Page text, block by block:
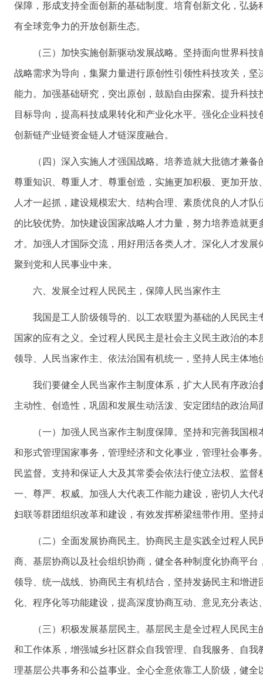
保障，形成支持全面创新的基础制度。培育创新文化，弘
有全球竞争力的开放创新生态。
（三）加快实施创新驱动发展战略。坚持面向世界科
战略需求为导向，集聚力量进行原创性引领性科技攻关，
能力。加强基础研究，突出原创，鼓励自由探索。提升科
目标导向，提高科技成果转化和产业化水平。强化企业科
创新链产业链资金链人才链深度融合。
（四）深入实施人才强国战略。培养造就大批德才兼
尊重知识、尊重人才、尊重创造，实施更加积极、更加开
人才一起抓，建设规模宏大、结构合理、素质优良的人才
的比较优势。加快建设国家战略人才力量，努力培养造就
才。加强人才国际交流，用好用活各类人才。深化人才发
聚到党和人民事业中来。
六、发展全过程人民民主，保障人民当家作主
我国是工人阶级领导的、以工农联盟为基础的人民民
国家的应有之义。全过程人民民主是社会主义民主政治的
领导、人民当家作主、依法治国有机统一，坚持人民主体
我们要健全人民当家作主制度体系，扩大人民有序政
主动性、创造性，巩固和发展生动活泼、安定团结的政治局
（一）加强人民当家作主制度保障。坚持和完善我国
和形式管理国家事务，管理经济和文化事业，管理社会事
民监督。支持和保证人大及其常委会依法行使立法权、监
一、尊严、权威。加强人大代表工作能力建设，密切人大
妇联等群团组织改革和建设，有效发挥桥梁纽带作用。坚
（二）全面发展协商民主。协商民主是实践全过程人
商、基层协商以及社会组织协商，健全各种制度化协商平
领导、统一战线、协商民主有机结合，坚持发扬民主和增
化、程序化等功能建设，提高深度协商互动、意见充分表
（三）积极发展基层民主。基层民主是全过程人民民
和工作体系，增强城乡社区群众自我管理、自我服务、自
理基层公共事务和公益事业。全心全意依靠工人阶级，健